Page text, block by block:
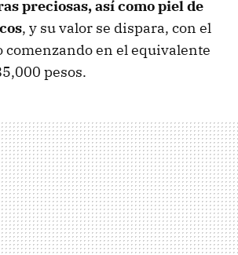
preciosas, así como piel de
, y su valor se dispara, con el
comenzando en el equivalente
pesos.